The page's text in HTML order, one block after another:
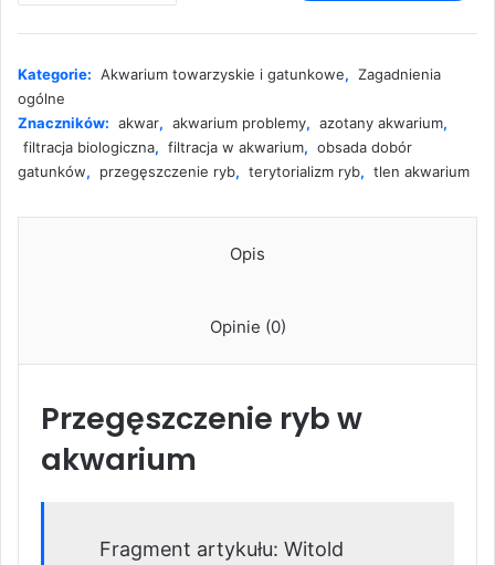
w
Kategorie: Akwarium towarzyskie i gatunkowe, Zagadnienia
ogólne
Znaczników: akwar, akwarium problemy, azotany akwarium,
filtracja biologiczna, filtracja w akwarium, obsada dobór
gatunków, przegęszczenie ryb, terytorializm ryb, tlen akwarium
Opis
Opinie (0)
Przegęszczenie ryb w
akwarium
Fragment artykułu: Witold